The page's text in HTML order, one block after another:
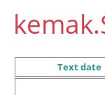
Text date